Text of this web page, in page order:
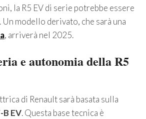
la R5 EV di serie potrebbe essere
modello derivato, che sarà una
, arriverà nel 2025.
e autonomia della R5
di Renault sarà basata sulla
EV. Questa base tecnica è